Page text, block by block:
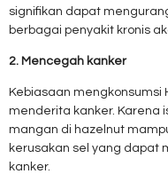
signifikan dapat
berbagai penyakit kronis
2. Mencegah kanker
Kebiasaan
menderita kanker. Karena
mangan di hazelnut
kerusakan sel yang dapat
kanker.